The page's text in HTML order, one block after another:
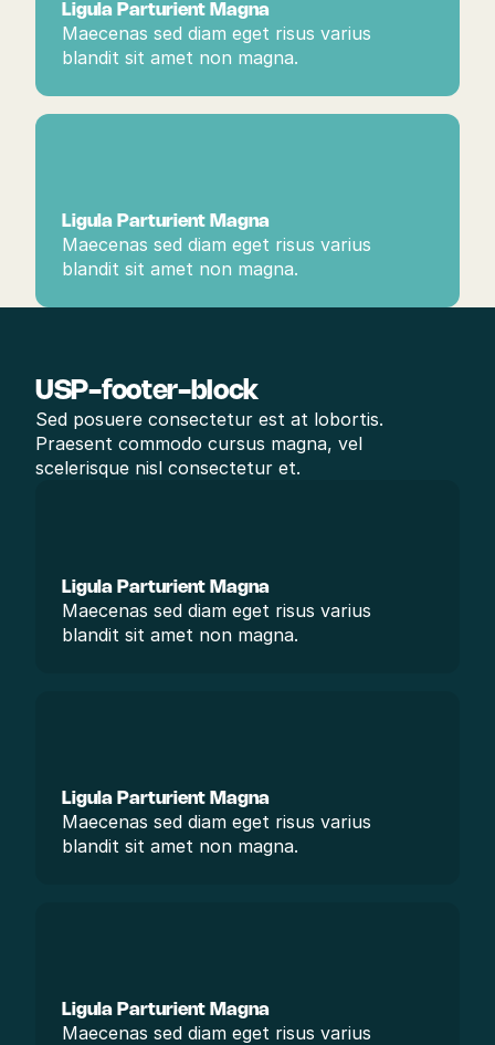
Ligula Parturient Magna
Maecenas sed diam eget risus varius
blandit sit amet non magna.
Ligula Parturient Magna
Maecenas sed diam eget risus varius
blandit sit amet non magna.
USP-footer-block
Sed posuere consectetur est at lobortis.
Praesent commodo cursus magna, vel
scelerisque nisl consectetur et.
Ligula Parturient Magna
Maecenas sed diam eget risus varius
blandit sit amet non magna.
Ligula Parturient Magna
Maecenas sed diam eget risus varius
blandit sit amet non magna.
Ligula Parturient Magna
Maecenas sed diam eget risus varius